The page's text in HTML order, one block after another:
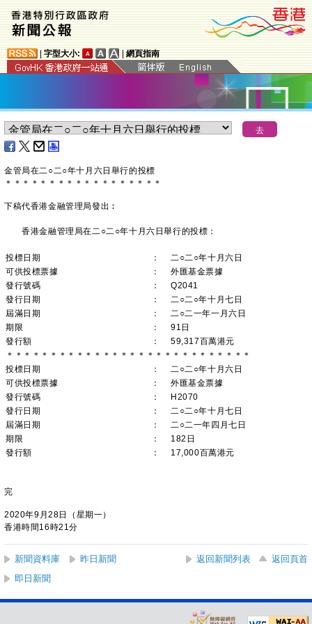
字型大小: 網頁指南
金管局在二○二○年十月六日舉行的投標
＊ ＊ ＊ ＊ ＊ ＊ ＊ ＊ ＊ ＊ ＊ ＊ ＊ ＊ ＊ ＊ ＊ ＊
下稿代香港金融管理局發出︰
香港金融管理局在二○二○年十月六日舉行的投標：
投標日期 ：
二○二○年十月六日
可供投標票據
：
外匯基金票據
發行號碼
：
Q2041
發行日期
：
二○二○年十月七日
屆滿日期
：
二○二一年一月六日
期限
：
91日
發行額
：
59,317百萬港元
＊＊＊＊＊＊＊＊＊＊＊＊＊＊＊＊＊＊＊＊＊＊＊＊＊＊＊＊
投標日期
：
二○二○年十月六日
可供投標票據
：
外匯基金票據
發行號碼
：
H2070
發行日期
：
二○二○年十月七日
屆滿日期
：
二○二一年四月七日
期限
：
182日
發行額
： 17,000百萬港元
完
2020年9月28日（星期一）
香港時間16時21分
新聞資料庫 昨日新聞 返回新聞列表
返回頁首
即日新聞